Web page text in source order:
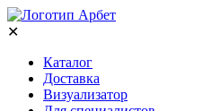
✕
Каталог
Доставка
Визуализатор